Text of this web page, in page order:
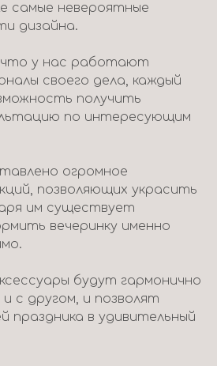
самые невероятные
дизайна.
что у нас работают
своего дела, каждый
получить
по интересующим
огромное
позволяющих украсить
им существует
вечеринку именно
будут гармонично
с другом, и позволят
праздника в удивительный